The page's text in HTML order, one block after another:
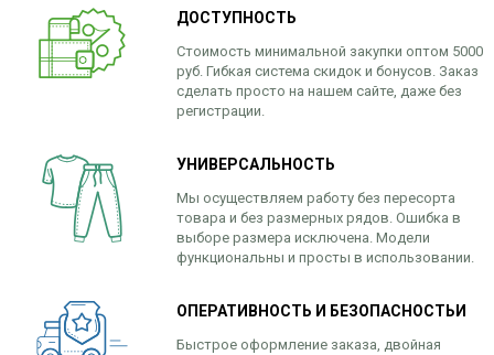
ДОСТУПНОСТЬ
Стоимость минимальной закупки оптом 5000
руб. Гибкая система скидок и бонусов. Заказ
сделать просто на нашем сайте, даже без
регистрации.
УНИВЕРСАЛЬНОСТЬ
Мы осуществляем работу без пересорта
товара и без размерных рядов. Ошибка в
выборе размера исключена. Модели
функциональны и просты в использовании.
ОПЕРАТИВНОСТЬ И БЕЗОПАСНОСТЬИ
Быстрое оформление заказа, двойная